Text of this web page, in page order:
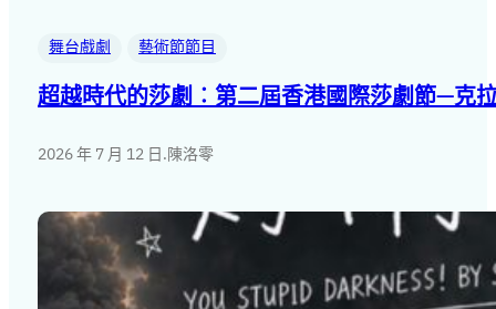
舞台戲劇 藝術節節目
超越時代的莎劇︰第二屆香港國際莎劇節—克
2026 年 7 月 12 日.陳洛零